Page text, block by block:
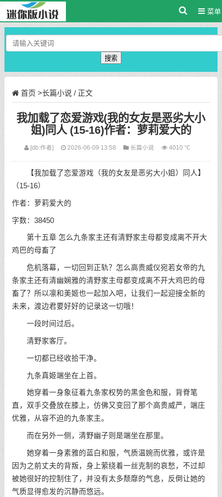
菜单
搜索
首页 >长篇小说 / 正文
我加载了恋爱游戏(我的女友是恶劣大小
姐)同人 (15-16)作者：萝莉爱大的
[db:作者] 2026-06-09 13:58 长篇小说 4010 ℃
【我加载了恋爱游戏（我的女友是恶劣大小姐）同人】
（15-16）
作者：萝莉爱大的
字数：38450
第十五章 怎么九条家主还有清野家主母都变成离不开大
鸡巴的母畜了
危机落幕，一切回到正轨？怎么高贵威仪宛若女帝的九
条家主还有清幽娴雅的清野家主母都变成离不开大鸡巴的母
畜了？所以凛和美姬也一起加入吧，让我们一起迎接全新的
未来，渡边君要好好的记录这一切哦！
一段时间过后。
清野家客厅。
一切都已经收拾干净。
九条真姬端坐在上首。
她穿着一身象征着九条家权势的黑金色和服，背脊笔
直，双手交叠放在膝上，仿佛又变回了那个高贵威严，端庄
优雅，从容不迫的九条家主。
而在另外一侧，清野幽子则是端坐在那里。
她穿着一身素雅的蓝白和服，气质温婉而优雅，或许是
因为之前丈夫的背叛，身上萦绕着一丝克制的哀愁，不过却
被她很好的控制住了，并没有太多颓靡的气息，反倒让她的
气质显得愈发的沉静而悠远。